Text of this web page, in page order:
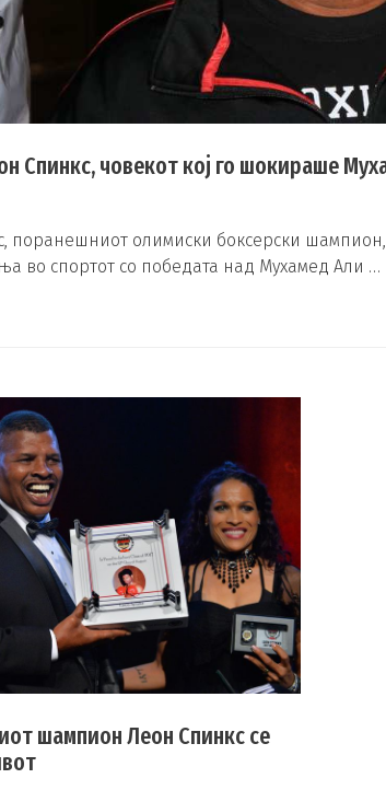
Спинкс, човекот кој го шокираше
поранешниот олимиски боксерски шампион,
во спортот со победата над Мухамед Али …
шампион Леон Спинкс се